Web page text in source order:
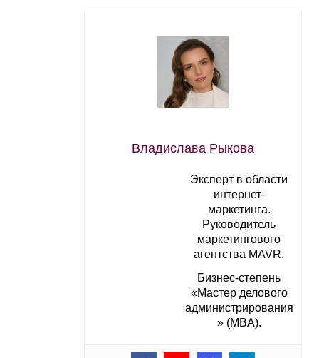
Владислава Рыкова
Эксперт в области
интернет-
маркетинга.
Руководитель
маркетингового
агентства MAVR.
Бизнес-степень
«Мастер делового
администрирования
» (MBA).